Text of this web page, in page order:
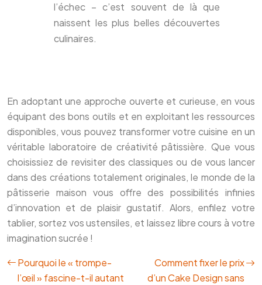
l’échec – c’est souvent de là que
naissent les plus belles découvertes
culinaires.
En adoptant une approche ouverte et curieuse, en vous
équipant des bons outils et en exploitant les ressources
disponibles, vous pouvez transformer votre cuisine en un
véritable laboratoire de créativité pâtissière. Que vous
choisissiez de revisiter des classiques ou de vous lancer
dans des créations totalement originales, le monde de la
pâtisserie maison vous offre des possibilités infinies
d’innovation et de plaisir gustatif. Alors, enfilez votre
tablier, sortez vos ustensiles, et laissez libre cours à votre
imagination sucrée !
Pourquoi le « trompe-
l’œil » fascine-t-il autant
Comment fixer le prix
d’un Cake Design sans